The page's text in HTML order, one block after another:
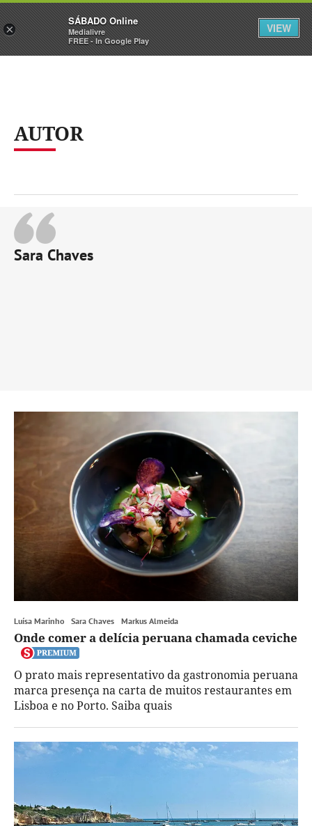
Sábado Assine Iniciar Sessão
AUTOR
Sara Chaves
Luísa Marinho Sara Chaves Markus Almeida
Onde comer a delícia peruana chamada ceviche
O prato mais representativo da gastronomia peruana
marca presença na carta de muitos restaurantes em
Lisboa e no Porto. Saiba quais
×
SÁBADO Online
Medialivre
FREE - In Google Play
VIEW